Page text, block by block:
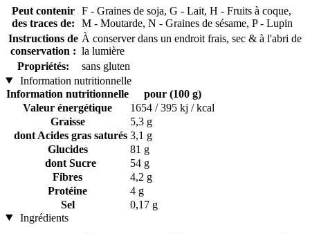
Peut contenir
des traces de:
F - Graines de soja, G - Lait, H - Fruits à coque,
M - Moutarde, N - Graines de sésame, P - Lupin
Instructions de
conservation :
À conserver dans un endroit frais, sec & à l'abri de
la lumière
Propriétés:
sans gluten
Information nutritionnelle
Information nutritionnelle
pour (100 g)
Valeur énergétique
1654 / 395 kj / kcal
Graisse
5,3 g
dont Acides gras saturés 3,1 g
Glucides
81 g
dont Sucre
54 g
Fibres
4,2 g
Protéine
4 g
Sel
0,17 g
Ingrédients